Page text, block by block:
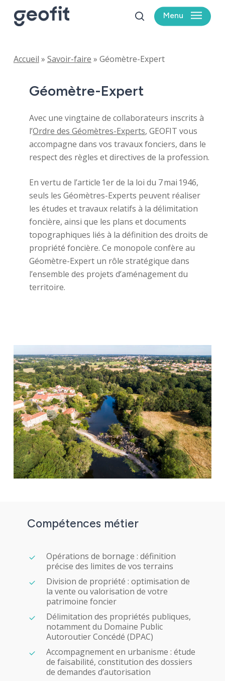
search
Menu
Accueil » Savoir-faire » Géomètre-Expert
Géomètre-Expert
Avec une vingtaine de collaborateurs inscrits à
l’Ordre des Géomètres-Experts, GEOFIT vous
accompagne dans vos travaux fonciers, dans le
respect des règles et directives de la profession.
En vertu de l’article 1er de la loi du 7 mai 1946,
seuls les Géomètres-Experts peuvent réaliser
les études et travaux relatifs à la délimitation
foncière, ainsi que les plans et documents
topographiques liés à la définition des droits de
propriété foncière. Ce monopole confère au
Géomètre-Expert un rôle stratégique dans
l’ensemble des projets d’aménagement du
territoire.
Compétences métier
Opérations de bornage : définition
précise des limites de vos terrains
Division de propriété : optimisation de
la vente ou valorisation de votre
patrimoine foncier
Délimitation des propriétés publiques,
notamment du Domaine Public
Autoroutier Concédé (DPAC)
Accompagnement en urbanisme : étude
de faisabilité, constitution des dossiers
de demandes d’autorisation